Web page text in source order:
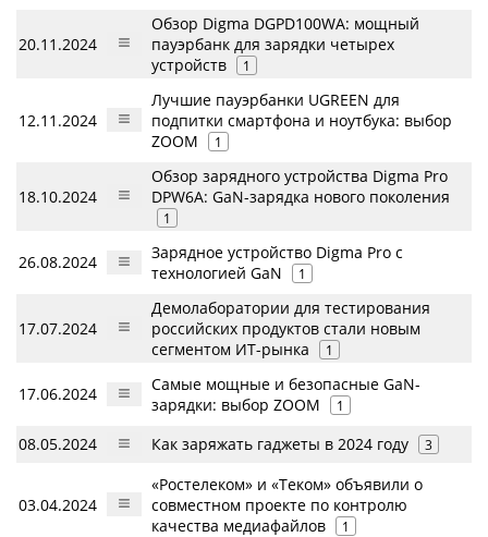
20.11.2024
Обзор Digma DGPD100WA: мощный
пауэрбанк для зарядки четырех
устройств
1
12.11.2024
Лучшие пауэрбанки UGREEN для
подпитки смартфона и ноутбука: выбор
ZOOM
1
18.10.2024
Обзор зарядного устройства Digma Pro
DPW6A: GaN-зарядка нового поколения
1
26.08.2024
Зарядное устройство Digma Pro с
технологией GaN
1
17.07.2024
Демолаборатории для тестирования
российских продуктов стали новым
сегментом ИТ-рынка
1
17.06.2024
Самые мощные и безопасные GaN-
зарядки: выбор ZOOM
1
08.05.2024 Как заряжать гаджеты в 2024 году 3
03.04.2024
«Ростелеком» и «Теком» объявили о
совместном проекте по контролю
качества медиафайлов
1